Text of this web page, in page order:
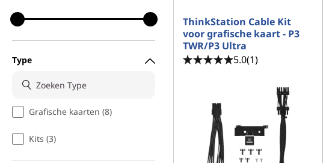
Type
Grafische kaarten (8)
Kits (3)
ThinkStation Cable Kit
voor grafische kaart - P3
TWR/P3 Ultra
5.0(1)